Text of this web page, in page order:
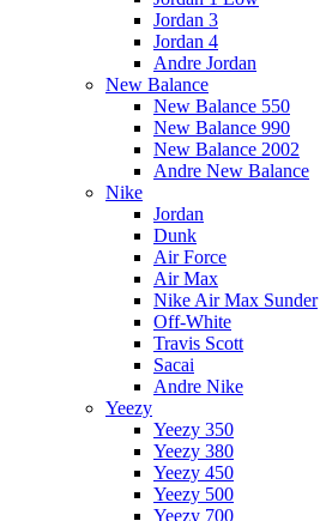
Jordan 3
Jordan 4
Andre Jordan
New Balance
New Balance 550
New Balance 990
New Balance 2002
Andre New Balance
Nike
Jordan
Dunk
Air Force
Air Max
Nike Air Max Sunder
Off-White
Travis Scott
Sacai
Andre Nike
Yeezy
Yeezy 350
Yeezy 380
Yeezy 450
Yeezy 500
Yeezy 700